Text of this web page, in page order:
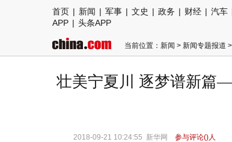
首页 | 新闻 | 军事 | 文史 | 政务 | 财经 | 汽车
APP | 头条APP
当前位置： 新闻 > 新闻专题报道 >
壮美宁夏川 逐梦谱新篇
2018-09-21 10:24:55 新华网 参与评论()人